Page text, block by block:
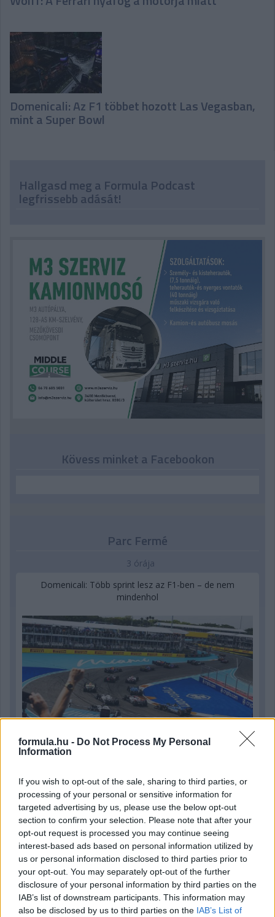
formula.hu - Do Not Process My Personal
Information
If you wish to opt-out of the sale, sharing to third parties, or
processing of your personal or sensitive information for
targeted advertising by us, please use the below opt-out
section to confirm your selection. Please note that after your
opt-out request is processed you may continue seeing
interest-based ads based on personal information utilized by
us or personal information disclosed to third parties prior to
your opt-out. You may separately opt-out of the further
disclosure of your personal information by third parties on the
IAB’s list of downstream participants. This information may
also be disclosed by us to third parties on the IAB’s List of
Domenicali: Az F1 többet hozott Las Vegasban,
mint a Super Bowl
Hallgasd meg a Formula Podcast
legfrissebb adását!
Kövess minket a Facebookon
Parc Fermé
3 órája
Domenicali: Több sprint lesz az F1-ben – de nem
mindenhol
5 órája
„Lando és Oscar kapcsolata csak még erősebbé vált a
tavalyi év után” – Stella